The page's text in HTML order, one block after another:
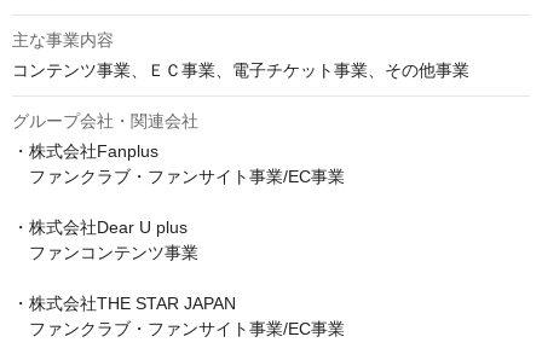
主な事業内容
コンテンツ事業、ＥＣ事業、電子チケット事業、その他事業
グループ会社・関連会社
・株式会社Fanplus
ファンクラブ・ファンサイト事業/EC事業
・株式会社Dear U plus
ファンコンテンツ事業
・株式会社THE STAR JAPAN
ファンクラブ・ファンサイト事業/EC事業